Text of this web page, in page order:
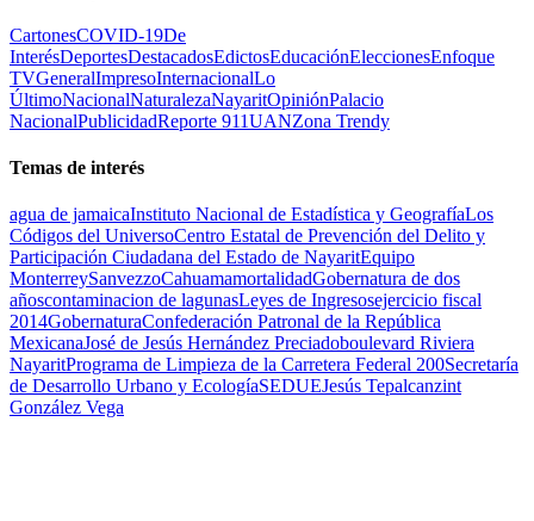
CartonesCOVID-19De
InterésDeportesDestacadosEdictosEducaciónEleccionesEnfoque
TVGeneralImpresoInternacionalLo
ÚltimoNacionalNaturalezaNayaritOpiniónPalacio
NacionalPublicidadReporte 911UANZona Trendy
Temas de interés
agua de jamaicaInstituto Nacional de Estadística y GeografíaLos
Códigos del UniversoCentro Estatal de Prevención del Delito y
Participación Ciudadana del Estado de NayaritEquipo
MonterreySanvezzoCahuamamortalidadGobernatura de dos
añoscontaminacion de lagunasLeyes de Ingresosejercicio fiscal
2014GobernaturaConfederación Patronal de la República
MexicanaJosé de Jesús Hernández Preciadoboulevard Riviera
NayaritPrograma de Limpieza de la Carretera Federal 200Secretaría
de Desarrollo Urbano y EcologíaSEDUEJesús Tepalcanzint
González Vega